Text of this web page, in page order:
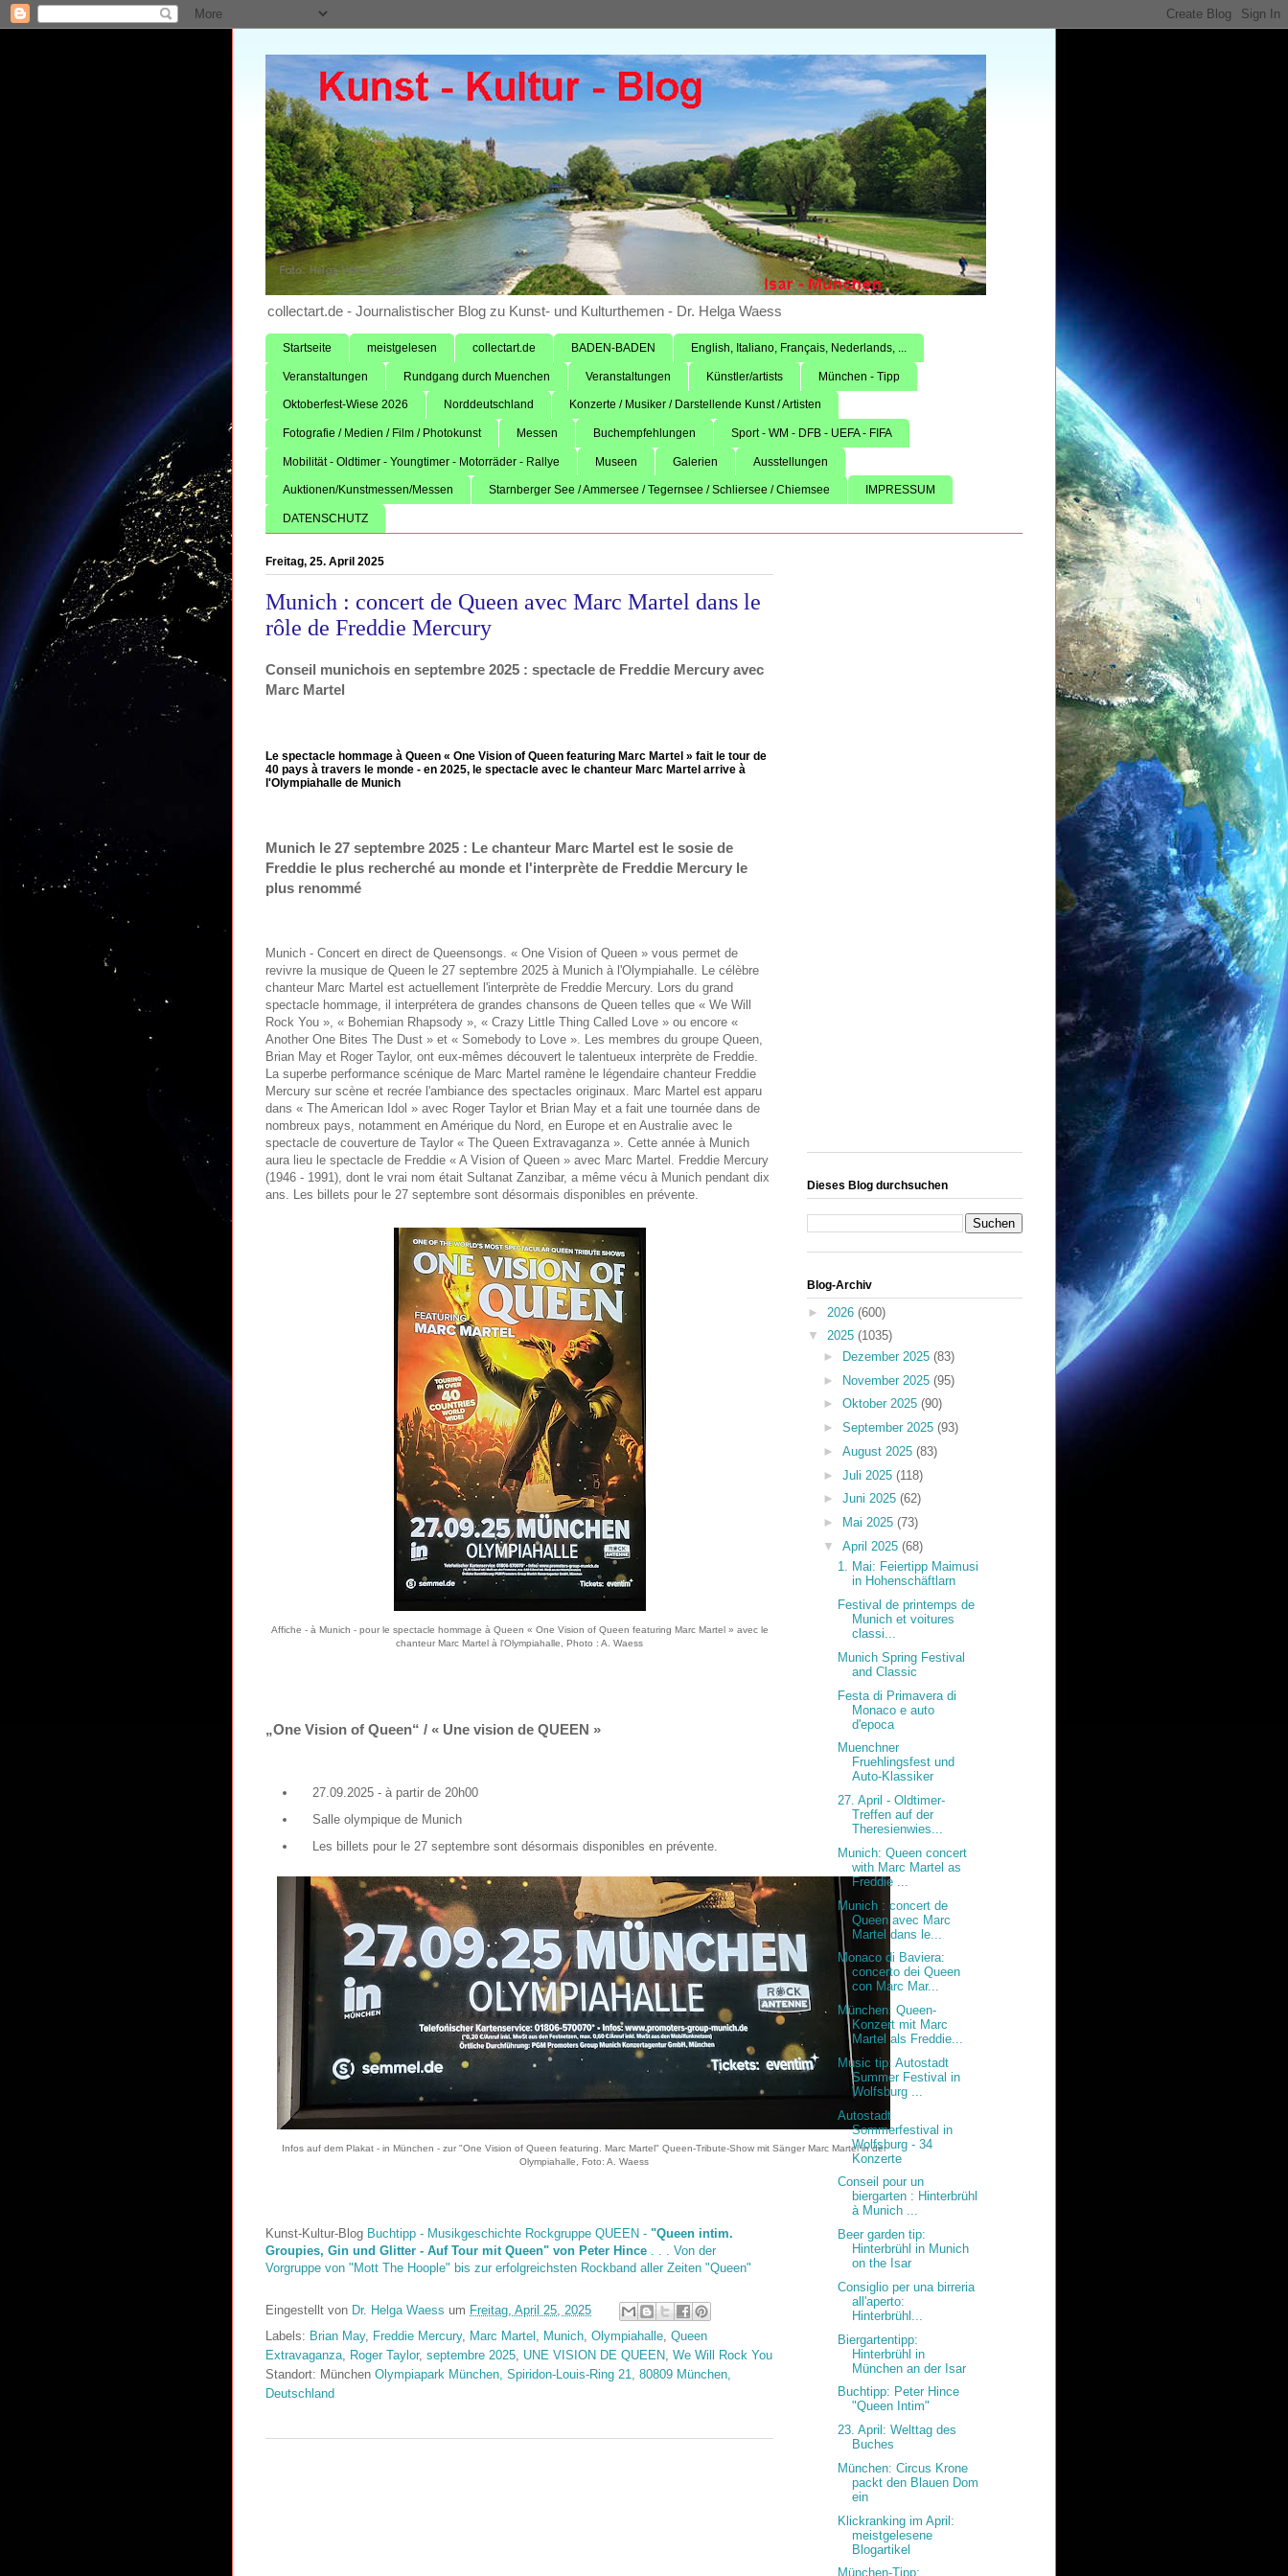
collectart.de - Journalistischer Blog zu Kunst- und Kulturthemen - Dr. Helga Waess
Startseite meistgelesen collectart.de BADEN-BADEN English, Italiano, Français, Nederlands, ...
Veranstaltungen Rundgang durch Muenchen Veranstaltungen Künstler/artists München - Tipp
Oktoberfest-Wiese 2026 Norddeutschland Konzerte / Musiker / Darstellende Kunst / Artisten
Fotografie / Medien / Film / Photokunst Messen Buchempfehlungen Sport - WM - DFB - UEFA - FIFA
Mobilität - Oldtimer - Youngtimer - Motorräder - Rallye Museen Galerien Ausstellungen
Auktionen/Kunstmessen/Messen Starnberger See / Ammersee / Tegernsee / Schliersee / Chiemsee IMPRESSUM
DATENSCHUTZ
Freitag, 25. April 2025
Munich : concert de Queen avec Marc Martel dans le
rôle de Freddie Mercury
Conseil munichois en septembre 2025 : spectacle de Freddie Mercury avec
Marc Martel
Le spectacle hommage à Queen « One Vision of Queen featuring Marc Martel » fait le tour de
40 pays à travers le monde - en 2025, le spectacle avec le chanteur Marc Martel arrive à
l'Olympiahalle de Munich
Munich le 27 septembre 2025 : Le chanteur Marc Martel est le sosie de
Freddie le plus recherché au monde et l'interprète de Freddie Mercury le
plus renommé
Munich - Concert en direct de Queensongs. « One Vision of Queen » vous permet de
revivre la musique de Queen le 27 septembre 2025 à Munich à l'Olympiahalle. Le célèbre
chanteur Marc Martel est actuellement l'interprète de Freddie Mercury. Lors du grand
spectacle hommage, il interprétera de grandes chansons de Queen telles que « We Will
Rock You », « Bohemian Rhapsody », « Crazy Little Thing Called Love » ou encore «
Another One Bites The Dust » et « Somebody to Love ». Les membres du groupe Queen,
Brian May et Roger Taylor, ont eux-mêmes découvert le talentueux interprète de Freddie.
La superbe performance scénique de Marc Martel ramène le légendaire chanteur Freddie
Mercury sur scène et recrée l'ambiance des spectacles originaux. Marc Martel est apparu
dans « The American Idol » avec Roger Taylor et Brian May et a fait une tournée dans de
nombreux pays, notamment en Amérique du Nord, en Europe et en Australie avec le
spectacle de couverture de Taylor « The Queen Extravaganza ». Cette année à Munich
aura lieu le spectacle de Freddie « A Vision of Queen » avec Marc Martel. Freddie Mercury
(1946 - 1991), dont le vrai nom était Sultanat Zanzibar, a même vécu à Munich pendant dix
ans. Les billets pour le 27 septembre sont désormais disponibles en prévente.
Affiche - à Munich - pour le spectacle hommage à Queen « One Vision of Queen featuring Marc Martel » avec le
chanteur Marc Martel à l'Olympiahalle, Photo : A. Waess
„One Vision of Queen“ / « Une vision de QUEEN »
27.09.2025 - à partir de 20h00
Salle olympique de Munich
Les billets pour le 27 septembre sont désormais disponibles en prévente.
Infos auf dem Plakat - in München - zur "One Vision of Queen featuring. Marc Martel" Queen-Tribute-Show mit Sänger Marc Martel in der
Olympiahalle, Foto: A. Waess
Kunst-Kultur-Blog Buchtipp - Musikgeschichte Rockgruppe QUEEN - "Queen intim.
Groupies, Gin und Glitter - Auf Tour mit Queen" von Peter Hince . . . Von der
Vorgruppe von "Mott The Hoople" bis zur erfolgreichsten Rockband aller Zeiten "Queen"
Eingestellt von Dr. Helga Waess um Freitag, April 25, 2025
Labels: Brian May, Freddie Mercury, Marc Martel , Munich, Olympiahalle, Queen
Extravaganza, Roger Taylor, septembre 2025, UNE VISION DE QUEEN, We Will Rock You
Standort: München Olympiapark München, Spiridon-Louis-Ring 21, 80809 München,
Deutschland
Dieses Blog durchsuchen
Blog-Archiv
► 2026 (600)
▼ 2025 (1035)
►
Dezember 2025 (83)
► November 2025 (95)
► Oktober 2025 (90)
► September 2025 (93)
► August 2025 (83)
► Juli 2025 (118)
► Juni 2025 (62)
►
Mai 2025 (73)
▼ April 2025 (68)
1. Mai: Feiertipp Maimusi
in Hohenschäftlarn
Festival de printemps de
Munich et voitures
classi...
Munich Spring Festival
and Classic
Festa di Primavera di
Monaco e auto
d'epoca
Muenchner
Fruehlingsfest und
Auto-Klassiker
27. April - Oldtimer-
Treffen auf der
Theresienwies...
Munich: Queen concert
with Marc Martel as
Freddie ...
Munich : concert de
Queen avec Marc
Martel dans le...
Monaco di Baviera:
concerto dei Queen
con Marc Mar...
München: Queen-
Konzert mit Marc
Martel als Freddie...
Music tip: Autostadt
Summer Festival in
Wolfsburg ...
Autostadt
Sommerfestival in
Wolfsburg - 34
Konzerte
Conseil pour un
biergarten : Hinterbrühl
à Munich ...
Beer garden tip:
Hinterbrühl in Munich
on the Isar
Consiglio per una birreria
all'aperto:
Hinterbrühl...
Biergartentipp:
Hinterbrühl in
München an der Isar
Buchtipp: Peter Hince
"Queen Intim"
23. April: Welttag des
Buches
München: Circus Krone
packt den Blauen Dom
ein
Klickranking im April:
meistgelesene
Blogartikel
München-Tipp: